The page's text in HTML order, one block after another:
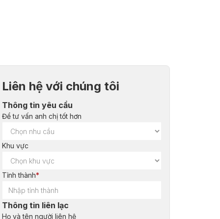
Liên hệ với chúng tôi
Thông tin yêu cầu
Để tư vấn anh chị tốt hơn
Khu vực
Tỉnh thành*
Thông tin liên lạc
Họ và tên người liên hệ